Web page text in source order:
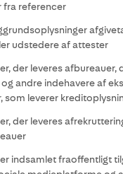
referencer
udstedere af attester
der leveres afbureauer,
andre indehavere af
som leverer
der leveres
fraoffentligt